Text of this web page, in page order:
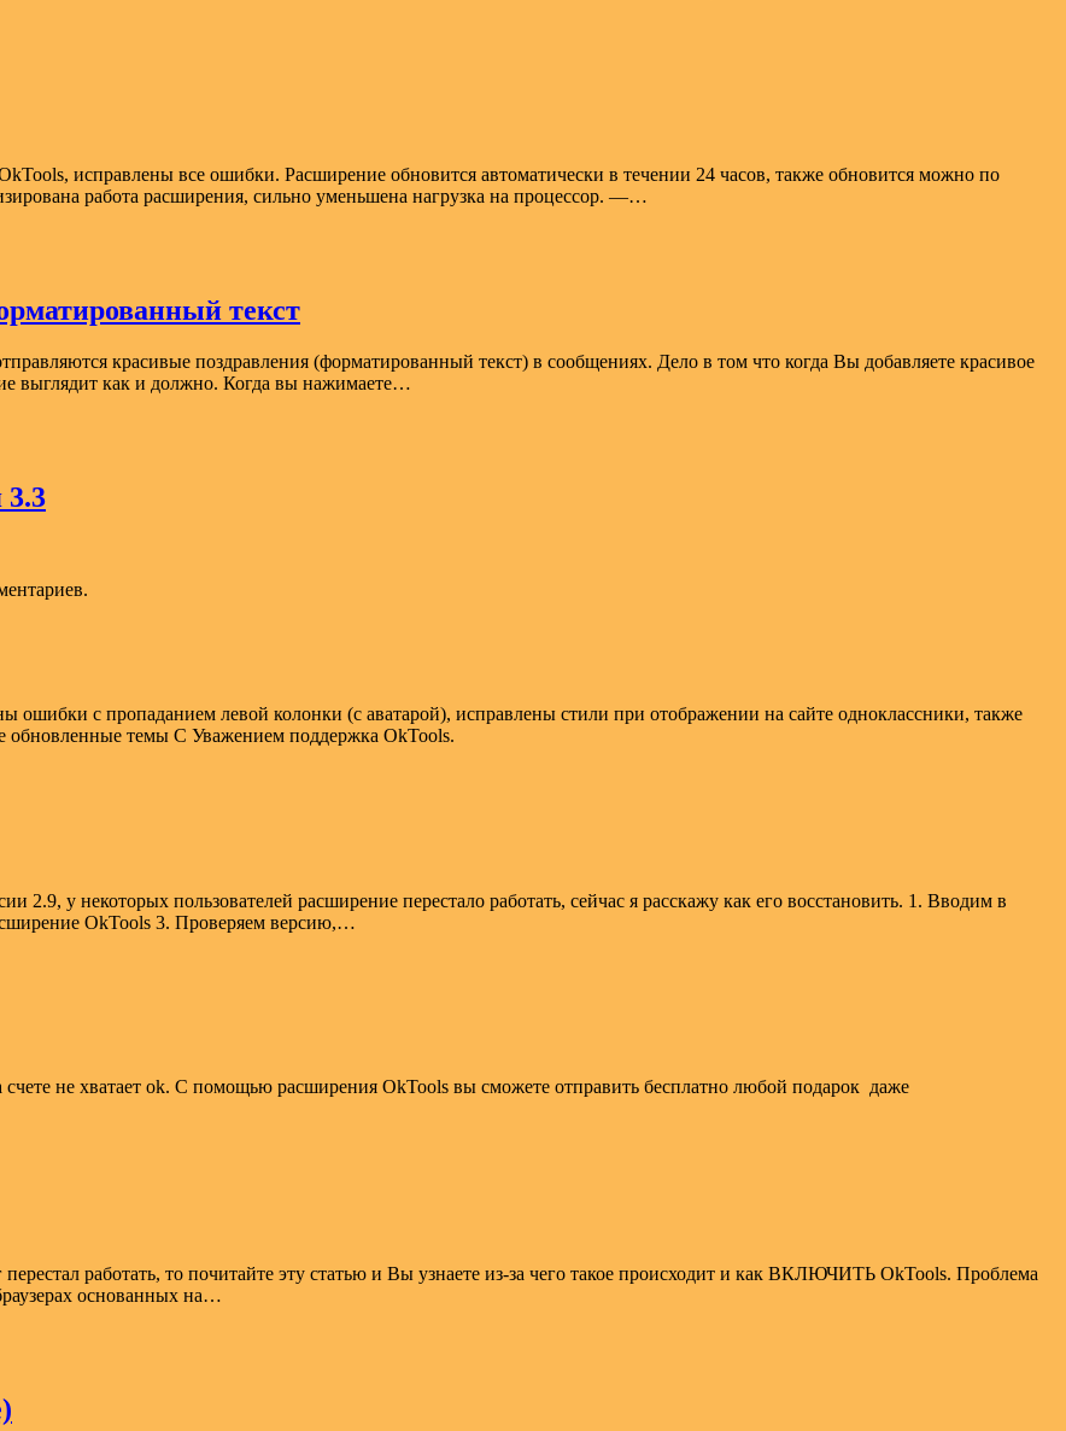
исправлены все ошибки. Расширение обновится автоматически в течении 24 часов, также обновится можно по
работа расширения, сильно уменьшена нагрузка на процессор. —…
текст
красивые поздравления (форматированный текст) в сообщениях. Дело в том что когда Вы добавляете красивое
выглядит как и должно. Когда вы нажимаете…
3.3
ошибки с пропаданием левой колонки (с аватарой), исправлены стили при отображении на сайте одноклассники, также
обновленные темы С Уважением поддержка OkTools.
у некоторых пользователей расширение перестало работать, сейчас я расскажу как его восстановить. 1. Вводим в
OkTools 3. Проверяем версию,…
счете не хватает ok. С помощью расширения OkTools вы сможете отправить бесплатно любой подарок даже
работать, то почитайте эту статью и Вы узнаете из-за чего такое происходит и как ВКЛЮЧИТЬ OkTools. Проблема
основанных на…